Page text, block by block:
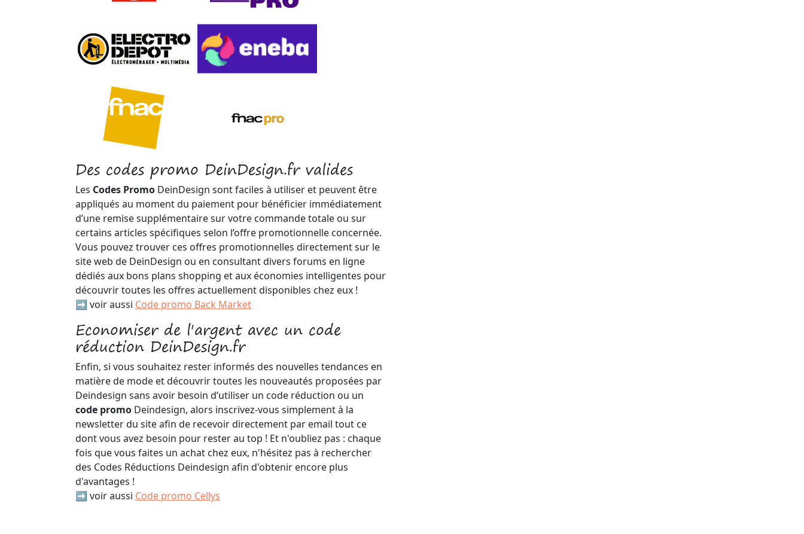
Des codes promo DeinDesign.fr valides
Les Codes Promo DeinDesign sont faciles à utiliser et peuvent être
appliqués au moment du paiement pour bénéficier immédiatement
d’une remise supplémentaire sur votre commande totale ou sur
certains articles spécifiques selon l’offre promotionnelle concernée.
Vous pouvez trouver ces offres promotionnelles directement sur le
site web de DeinDesign ou en consultant divers forums en ligne
dédiés aux bons plans shopping et aux économies intelligentes pour
découvrir toutes les offres actuellement disponibles chez eux !
➡️ voir aussi Code promo Back Market
Economiser de l'argent avec un code
réduction DeinDesign.fr
Enfin, si vous souhaitez rester informés des nouvelles tendances en
matière de mode et découvrir toutes les nouveautés proposées par
Deindesign sans avoir besoin d’utiliser un code réduction ou un
code promo Deindesign, alors inscrivez-vous simplement à la
newsletter du site afin de recevoir directement par email tout ce
dont vous avez besoin pour rester au top ! Et n'oubliez pas : chaque
fois que vous faites un achat chez eux, n'hésitez pas à rechercher
des Codes Réductions Deindesign afin d'obtenir encore plus
d'avantages !
➡️ voir aussi Code promo Cellys